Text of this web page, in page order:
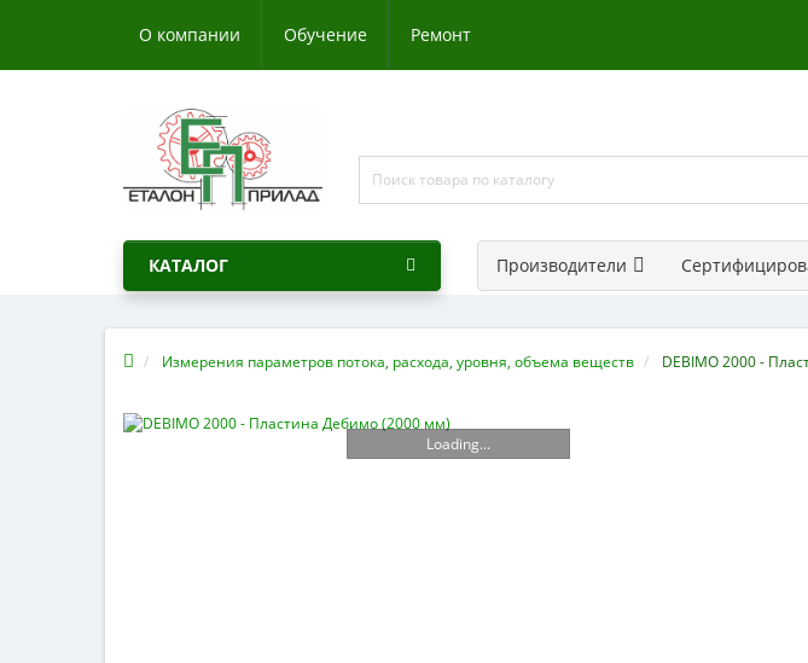
О компании Обучение Ремонт
КАТАЛОГ Производители
Измерения параметров потока, расхода, уровня, объема веществ DEBIMO 2000 -
Loading...